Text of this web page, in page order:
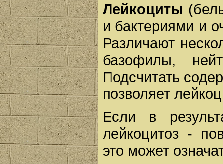
Лейкоциты
и бактериями и
Различают
базофилы,
Подсчитать
позволяет
Если в
лейкоцитоз -
это может